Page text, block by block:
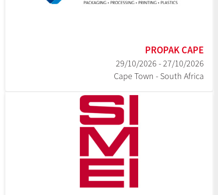
PROPAK CAPE
27/10/2026 - 29/10/2026
Cape Town - South Africa